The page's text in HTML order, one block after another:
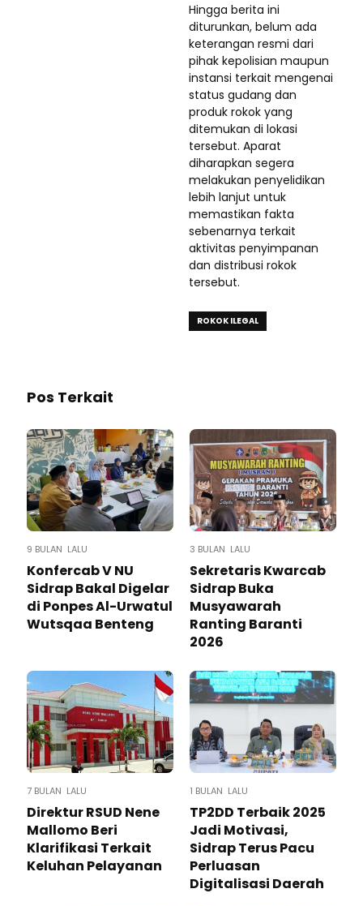
Hingga berita ini
diturunkan, belum ada
keterangan resmi dari
pihak kepolisian maupun
instansi terkait mengenai
status gudang dan
produk rokok yang
ditemukan di lokasi
tersebut. Aparat
diharapkan segera
melakukan penyelidikan
lebih lanjut untuk
memastikan fakta
sebenarnya terkait
aktivitas penyimpanan
dan distribusi rokok
tersebut.
ROKOK ILEGAL
Pos Terkait
9 BULAN LALU
Konfercab V NU
Sidrap Bakal Digelar
di Ponpes Al-Urwatul
Wutsqaa Benteng
3 BULAN LALU
Sekretaris Kwarcab
Sidrap Buka
Musyawarah
Ranting Baranti
2026
7 BULAN LALU
Direktur RSUD Nene
Mallomo Beri
Klarifikasi Terkait
Keluhan Pelayanan
1 BULAN LALU
TP2DD Terbaik 2025
Jadi Motivasi,
Sidrap Terus Pacu
Perluasan
Digitalisasi Daerah